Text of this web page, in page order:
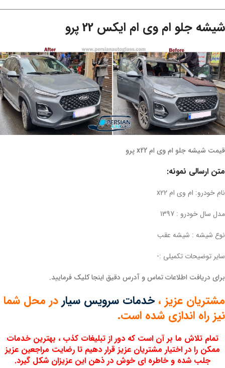
شیشه جلو ام وی ام ایکس 22 پرو
قیمت شیشه جلو ام وی ام x22 پرو
متن ارسالی نمونه:
نام خودرو: ام وی ام x22
مدل سال خودرو : 1397
نوع شیشه : شیشه عقب
سایر توضیحات تکمیلی :-
برای دریافت اطلاعات تماس و آدرس دقیق اینجا کلیک فرمایید.
مشتریان عزیز ، خدمات سرویس سیار در محل شما
نیز راه اندازی شده است.
تمام تلاش ما بر آن است که دور از تبلیغات کذب ، بهترین خدمات
ممکن را در اختیار مشتریان عزیز قرار دهیم تا رضایت مراجعین عزیز
جلب شده و خاطره ای خوش در ذهن این عزیزان شکل گیرد.